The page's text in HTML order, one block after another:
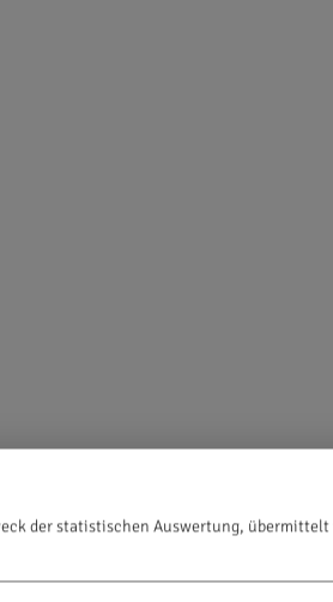
der statistischen Auswertung,